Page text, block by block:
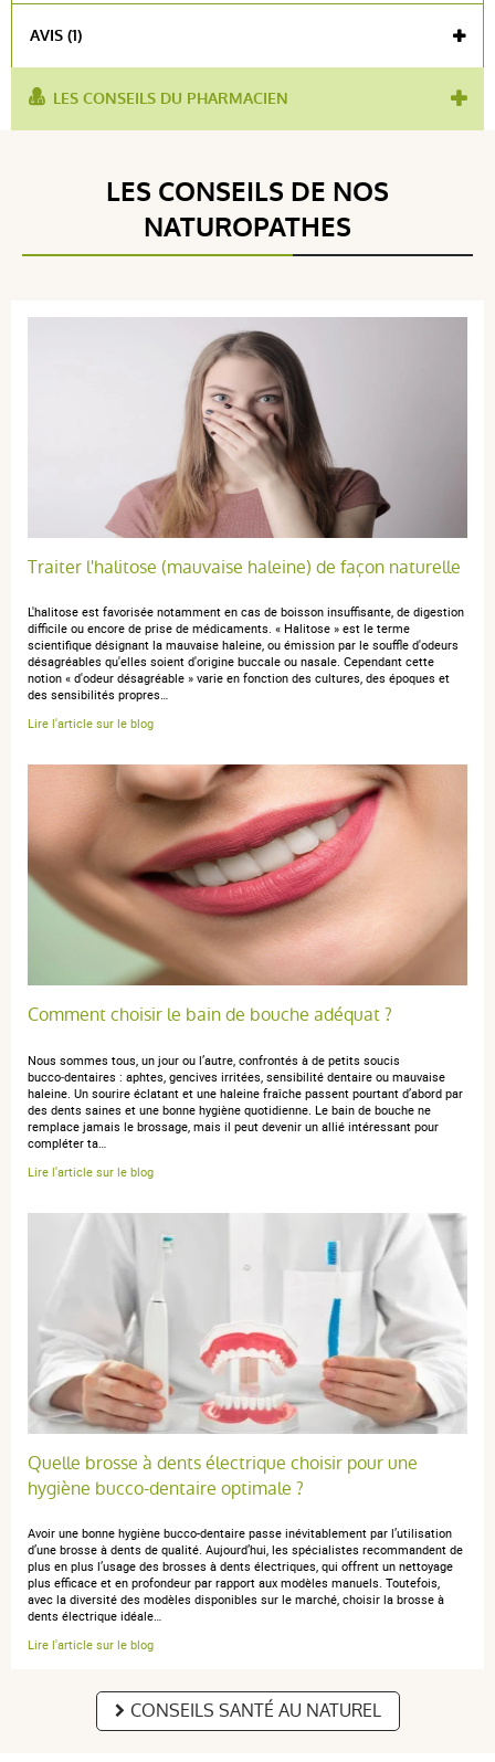
AVIS (1)
Avis soumis à un contrôle
5 / 5
1 étoile
Trier l'affichage des avis
anonymous a.publié le 20 mai 2024 suite à une commande du 12
mai 2024
5 / 5
elgydium gebruik,ik al een tijdje, ben daar tevreden over,
kan ik ook gemakkelijk meenemen in mijn handtas
LES CONSEILS DU PHARMACIEN
LES CONSEILS DE NOS
NATUROPATHES
Traiter l'halitose (mauvaise haleine) de façon naturelle
L'halitose est favorisée notamment en cas de boisson insuffisante, de digestion
difficile ou encore de prise de médicaments. « Halitose » est le terme
scientifique désignant la mauvaise haleine, ou émission par le souffle d'odeurs
désagréables qu'elles soient d'origine buccale ou nasale. Cependant cette
notion « d'odeur désagréable » varie en fonction des cultures, des époques et
des sensibilités propres…
Lire l'article sur le blog
Comment choisir le bain de bouche adéquat ?
Nous sommes tous, un jour ou l’autre, confrontés à de petits soucis
bucco‑dentaires : aphtes, gencives irritées, sensibilité dentaire ou mauvaise
haleine. Un sourire éclatant et une haleine fraîche passent pourtant d’abord par
des dents saines et une bonne hygiène quotidienne. Le bain de bouche ne
remplace jamais le brossage, mais il peut devenir un allié intéressant pour
compléter ta…
Lire l'article sur le blog
Quelle brosse à dents électrique choisir pour une
hygiène bucco-dentaire optimale ?
Avoir une bonne hygiène bucco-dentaire passe inévitablement par l’utilisation
d’une brosse à dents de qualité. Aujourd’hui, les spécialistes recommandent de
plus en plus l’usage des brosses à dents électriques, qui offrent un nettoyage
plus efficace et en profondeur par rapport aux modèles manuels. Toutefois,
avec la diversité des modèles disponibles sur le marché, choisir la brosse à
dents électrique idéale…
Lire l'article sur le blog
CONSEILS SANTÉ AU NATUREL